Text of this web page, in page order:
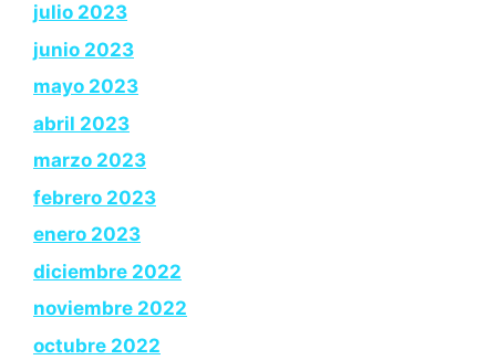
julio 2023
junio 2023
mayo 2023
abril 2023
marzo 2023
febrero 2023
enero 2023
diciembre 2022
noviembre 2022
octubre 2022